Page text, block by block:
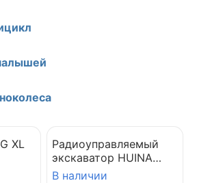
XL
Радиоуправляемый
экскаватор HUINA
1550
В наличии